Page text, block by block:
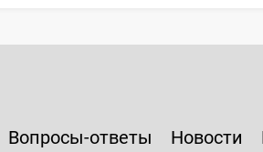
Вопросы-ответы Новости